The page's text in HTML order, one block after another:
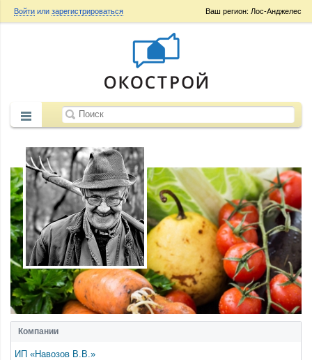
Ваш регион: Лос-Анджелес
Войти или зарегистрироваться
Компании
ИП «Навозов В.В.»